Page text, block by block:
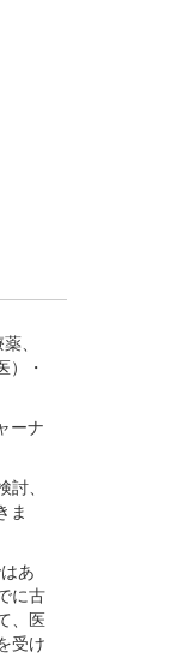
、
）・
ーナ
、
ま
あ
に古
、医
受け